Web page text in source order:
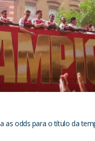
as odds para o título da